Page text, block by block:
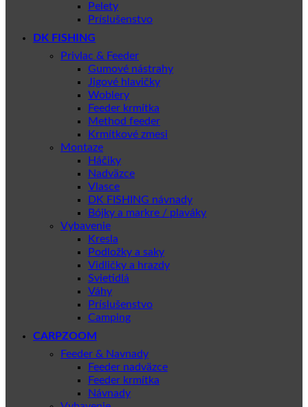
Pelety
Príslušenstvo
DK FISHING
Privlac & Feeder
Gumové nástrahy
Jigové hlavičky
Woblery
Feeder krmítka
Method feeder
Krmítkové zmesi
Montaze
Háčiky
Nadväzce
Vlasce
DK FISHING návnady
Bójky a markre / plaváky
Vybavenie
Kresla
Podložky a saky
Vidličky a hrazdy
Svietidlá
Váhy
Príslušenstvo
Camping
CARPZOOM
Feeder & Navnady
Feeder nadväzce
Feeder krmítka
Návnady